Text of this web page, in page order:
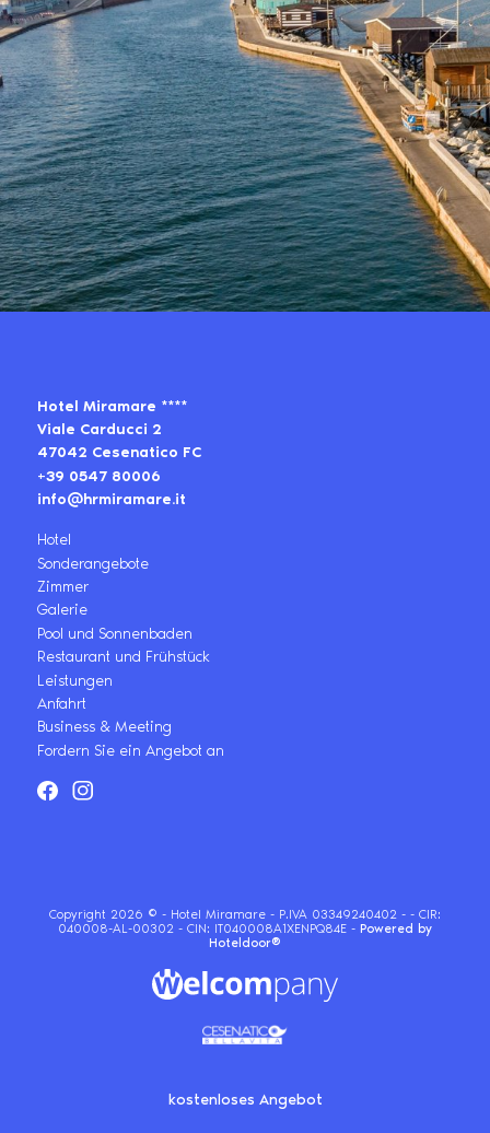
kostenloses Angebot
Hotel Miramare ****
Viale Carducci 2
47042 Cesenatico FC
+39 0547 80006
info@hrmiramare.it
Hotel
Sonderangebote
Zimmer
Galerie
Pool und Sonnenbaden
Restaurant und Frühstück
Leistungen
Anfahrt
Business & Meeting
Fordern Sie ein Angebot an
Copyright 2026 © - Hotel Miramare - P.IVA 03349240402 - - CIR:
040008-AL-00302 - CIN: IT040008A1XENPQ84E - Powered by
Hoteldoor®